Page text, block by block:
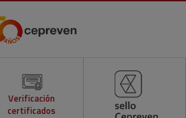
Verificación
certificados